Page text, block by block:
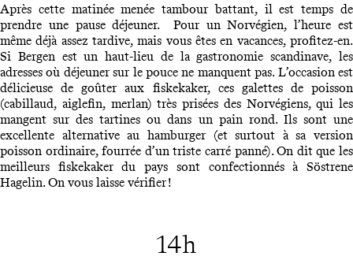
Après cette matinée menée tambour battant, il est temps de
prendre une pause déjeuner. Pour un Norvégien, l’heure est
même déjà assez tardive, mais vous êtes en vacances, profitez-en.
Si Bergen est un haut-lieu de la gastronomie scandinave, les
adresses où déjeuner sur le pouce ne manquent pas. L’occasion est
délicieuse de goûter aux fiskekaker, ces galettes de poisson
(cabillaud, aiglefin, merlan) très prisées des Norvégiens, qui les
mangent sur des tartines ou dans un pain rond. Ils sont une
excellente alternative au hamburger (et surtout à sa version
poisson ordinaire, fourrée d’un triste carré panné). On dit que les
meilleurs fiskekaker du pays sont confectionnés à Söstrene
Hagelin. On vous laisse vérifier !
14h